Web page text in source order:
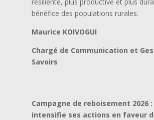
bénéfice des populations rurales.
Maurice KOIVOGUI
Chargé de Communication et
Savoirs
Campagne de reboisement 2026 :
intensifie ses actions en faveur